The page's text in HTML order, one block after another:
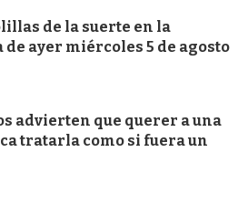
de la suerte en la
de ayer miércoles 5 de agosto
advierten que querer a una
tratarla como si fuera un